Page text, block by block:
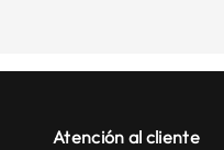
Atención al cliente